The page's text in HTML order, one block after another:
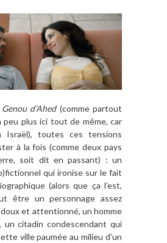
Genou d’Ahed(comme partout
plus ici tout de même, car
toutes ces tensions
à la fois (comme deux pays
soit dit en passant) : un
qui ironise sur le fait
(alors que ça l’est,
être un personnage assez
et attentionné, un homme
un citadin condescendant qui
ville paumée au milieu d’un